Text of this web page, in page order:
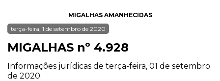
MIGALHAS AMANHECIDAS
terça-feira, 1 de setembro de 2020
MIGALHAS nº 4.928
Informações jurídicas de terça-feira, 01 de setembro
de 2020.